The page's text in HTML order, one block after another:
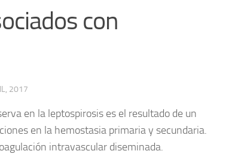
con
2017
en la leptospirosis es el resultado de un
en la hemostasia primaria y secundaria.
intravascular diseminada.